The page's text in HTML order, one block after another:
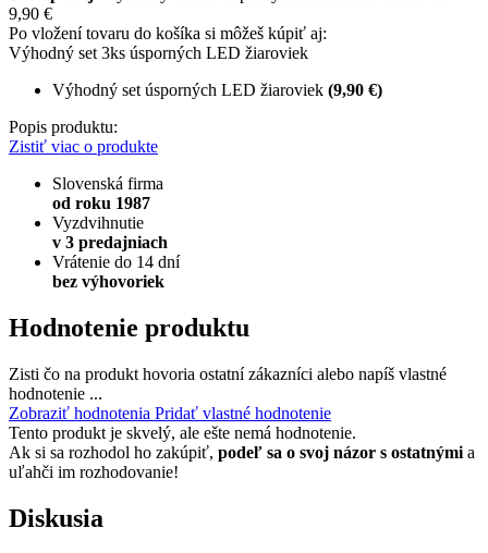
9,90 €
Po vložení tovaru do košíka si môžeš kúpiť aj:
Výhodný set 3ks úsporných LED žiaroviek
Výhodný set úsporných LED žiaroviek (9,90 €)
Popis produktu:
Zistiť viac o produkte
Slovenská firma
od roku 1987
Vyzdvihnutie
v 3 predajniach
Vrátenie do 14 dní
bez výhovoriek
Hodnotenie produktu
Zisti čo na produkt hovoria ostatní zákazníci alebo napíš vlastné
hodnotenie ...
Zobraziť hodnotenia Pridať vlastné hodnotenie
Tento produkt je skvelý, ale ešte nemá hodnotenie.
Ak si sa rozhodol ho zakúpiť, podeľ sa o svoj názor s ostatnými a
uľahči im rozhodovanie!
Diskusia